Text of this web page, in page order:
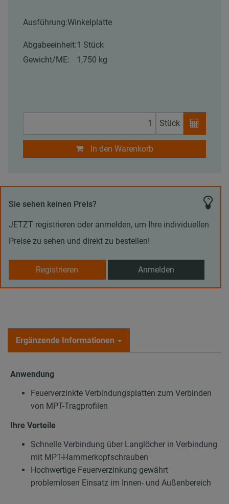
Ausführung:Winkelplatte
Abgabeeinheit:1 Stück
Gewicht/ME:
1,750 kg
Stück
In den Warenkorb
Sie sehen keinen Preis?
JETZT registrieren oder anmelden, um Ihre individuellen
Preise zu sehen und direkt zu bestellen!
Registrieren Anmelden
Ergänzende Informationen
Anwendung
Feuerverzinkte Verbindungsplatten zum Verbinden
von MPT-Tragprofilen
Ihre Vorteile
Schnelle Verbindung über Langlöcher in Verbindung
mit MPT-Hammerkopfschrauben
Hochwertige Feuerverzinkung gewährt
problemlosen Einsatz im Innen- und Außenbereich